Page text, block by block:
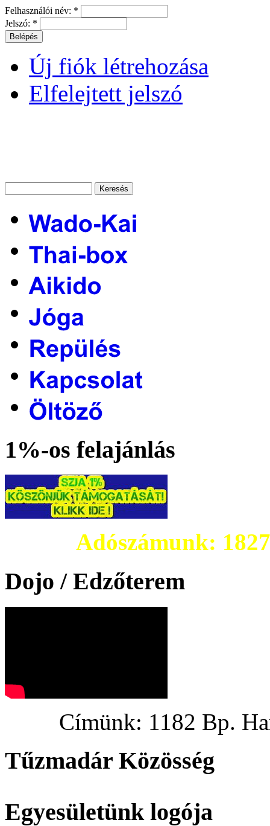
Felhasználói név: *
Jelszó: *
Új fiók létrehozása
Elfelejtett jelszó
1%-os felajánlás
Adószámunk:
Dojo / Edzőterem
Címünk: 1182 Bp.
Tűzmadár Közösség
Egyesületünk logója